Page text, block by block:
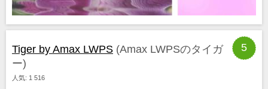
5
Tiger by Amax LWPS (Amax LWPSのタイガ
ー)
人気: 1 516